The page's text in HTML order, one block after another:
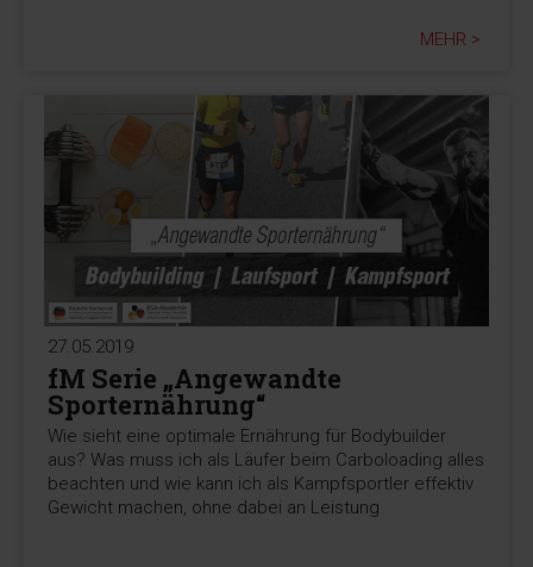
MEHR >
27.05.2019
fM Serie „Angewandte
Sporternährung“
Wie sieht eine optimale Ernährung für Bodybuilder
aus? Was muss ich als Läufer beim Carboloading alles
beachten und wie kann ich als Kampfsportler effektiv
Gewicht machen, ohne dabei an Leistung